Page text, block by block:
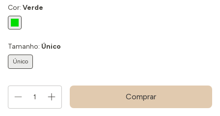
Cor: Verde
Tamanho: Único
Único